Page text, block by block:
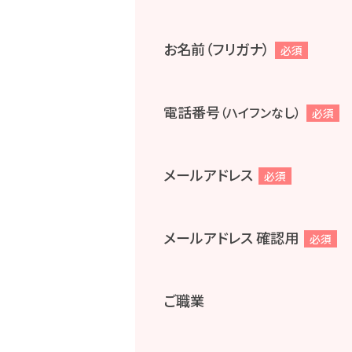
お名前（フリガナ） 必須
電話番号 （ハイフンなし） 必須
メールアドレス 必須
メールアドレス 確認用 必須
ご職業